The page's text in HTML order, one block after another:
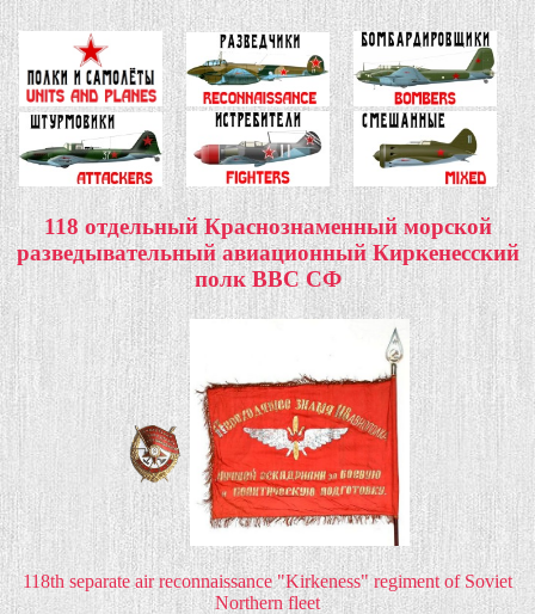
118 отдельный Краснознаменный морской
разведывательный авиационный Киркенесский
полк ВВС СФ
118th separate air reconnaissance "Kirkeness" regiment of Soviet
Northern fleet